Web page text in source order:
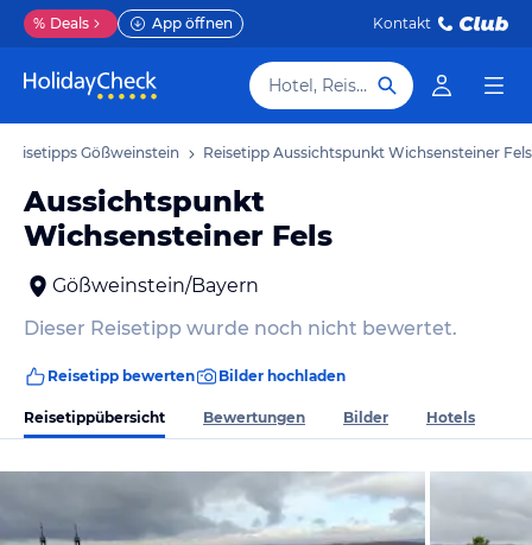
% Deals App öffnen Kontakt
Hotel, Reiseziel
Reisetipps Gößweinstein Reisetipp Aussichtspunkt Wichsensteiner Fels
Aussichtspunkt
Wichsensteiner Fels
Gößweinstein/Bayern
Dieser Reisetipp wurde noch nicht bewertet.
Reisetipp bewerten Bilder hochladen
Reisetippübersicht Bewertungen Bilder Hotels